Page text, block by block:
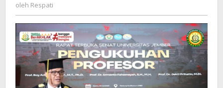
Universitas
Jember
oleh Respati